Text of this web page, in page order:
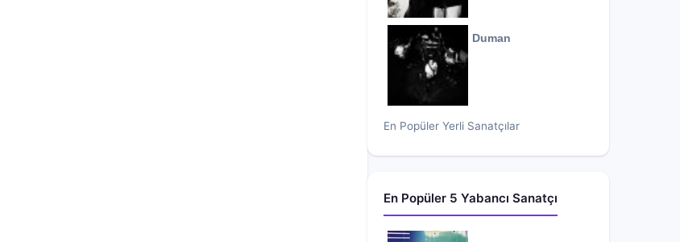
Duman
En Popüler Yerli Sanatçılar
En Popüler 5 Yabancı Sanatçı